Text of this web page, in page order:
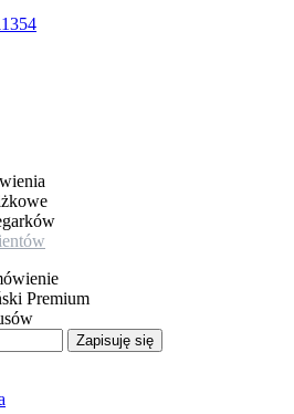
Premium
Zapisuję się